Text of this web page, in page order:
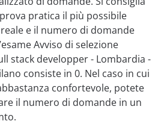
pratica il più possibile
reale e il numero di domande
Avviso di selezione
stack developper - Lombardia -
consiste in 0. Nel caso in cui
confortevole, potete
il numero di domande in un